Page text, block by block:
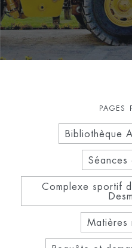
PAGES
Bibliothèque
Séances
Complexe sportif
Matières